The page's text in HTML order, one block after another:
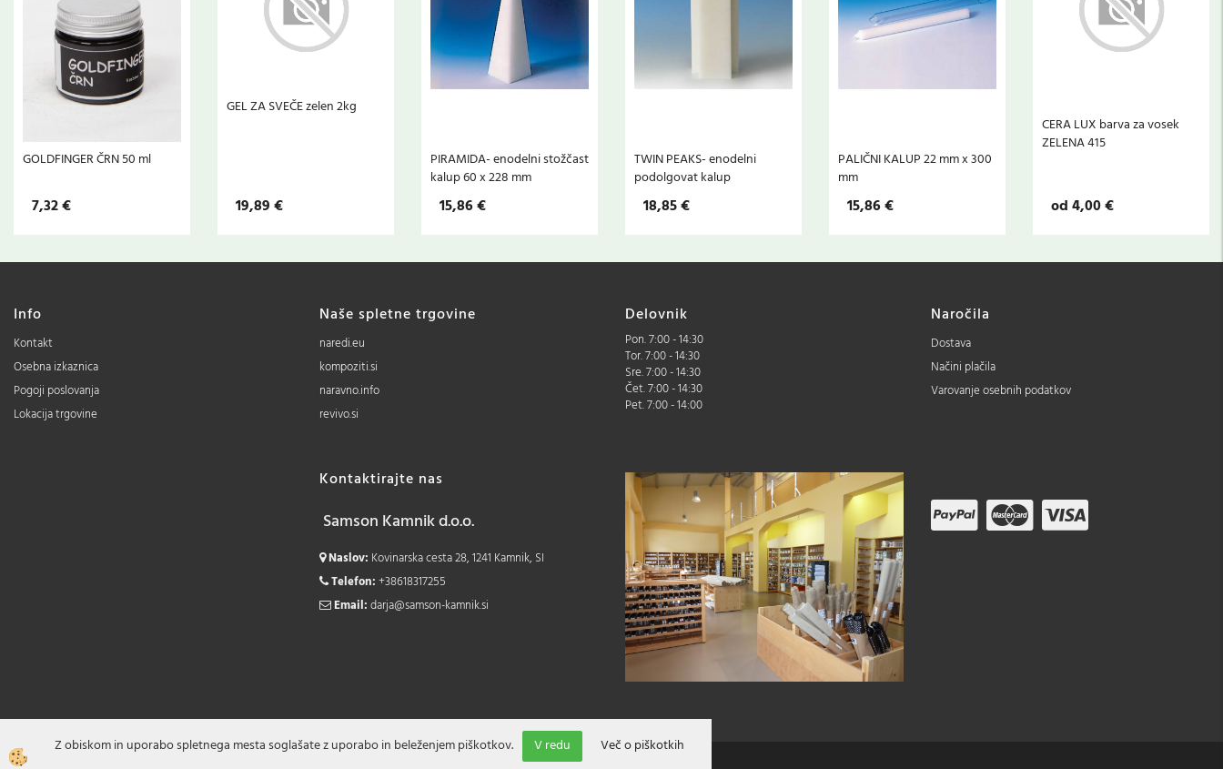
GOLDFINGER ČRN 50 ml
7,32 €
GEL ZA SVEČE zelen 2kg
19,89 €
PIRAMIDA- enodelni stožčast
kalup 60 x 228 mm
15,86 €
TWIN PEAKS- enodelni
podolgovat kalup
18,85 €
PALIČNI KALUP 22 mm x 300
mm
15,86 €
CERA LUX barva za vosek
ZELENA 415
od 4,00 €
Info
Kontakt
Osebna izkaznica
Pogoji poslovanja
Lokacija trgovine
Naše spletne trgovine
naredi.eu
kompoziti.si
naravno.info
revivo.si
Delovnik
Pon. 7:00 - 14:30
Tor. 7:00 - 14:30
Sre. 7:00 - 14:30
Čet. 7:00 - 14:30
Pet. 7:00 - 14:00
Naročila
Dostava
Načini plačila
Varovanje osebnih podatkov
Kontaktirajte nas
Samson Kamnik d.o.o.
Naslov: Kovinarska cesta 28, 1241 Kamnik, SI
Telefon:+38618317255
Email:darja@samson-kamnik.si
Izdelava spletne trgovine
Z obiskom in uporabo spletnega mesta soglašate z uporabo in beleženjem piškotkov. V redu Več o piškotkih